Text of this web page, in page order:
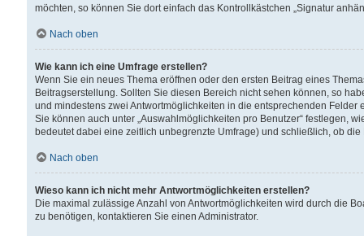
möchten, so können Sie dort einfach das Kontrollkästchen „Signatur
Nach oben
Wie kann ich eine Umfrage erstellen?
Wenn Sie ein neues Thema eröffnen oder den ersten Beitrag eines
Beitragserstellung. Sollten Sie diesen Bereich nicht sehen können, so
und mindestens zwei Antwortmöglichkeiten in die entsprechenden
Sie können auch unter „Auswahlmöglichkeiten pro Benutzer“ festlegen,
bedeutet dabei eine zeitlich unbegrenzte Umfrage) und schließlich, ob
Nach oben
Wieso kann ich nicht mehr Antwortmöglichkeiten erstellen?
Die maximal zulässige Anzahl von Antwortmöglichkeiten wird durch die
zu benötigen, kontaktieren Sie einen Administrator.